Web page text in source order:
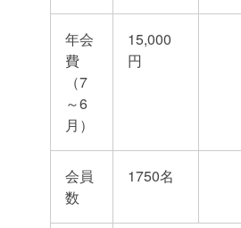
年会
費
（7
～6
月）
15,000
円
会員
数
1750名